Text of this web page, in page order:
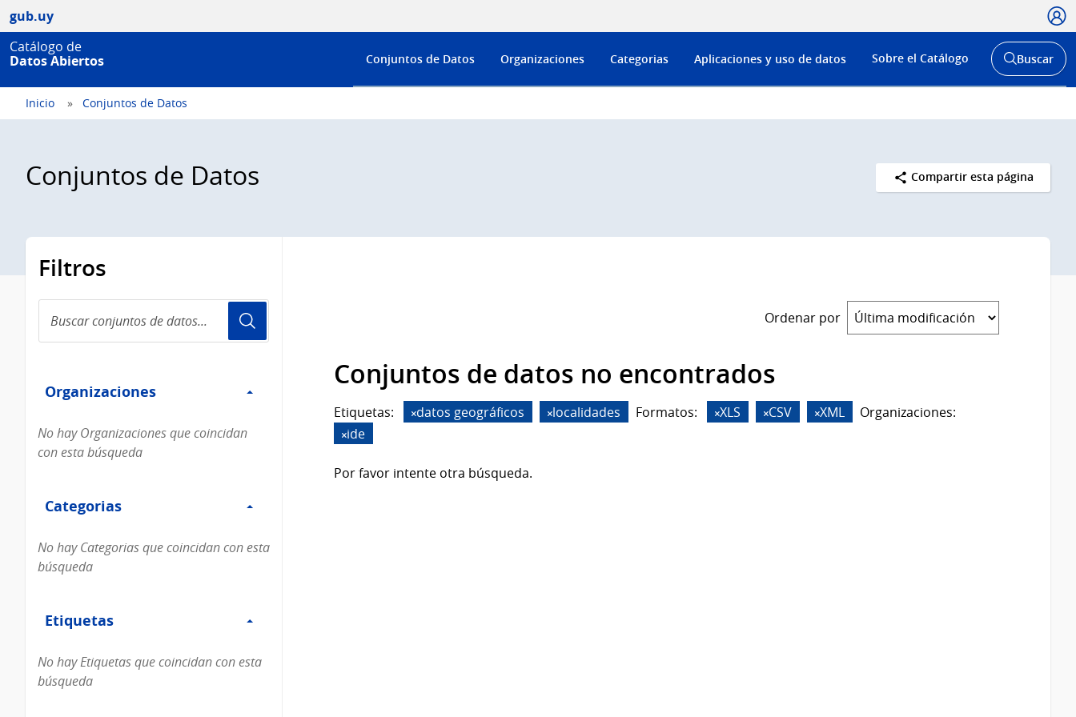
gub.uy
Catálogo de
Datos Abiertos
Menú
de
Conjuntos de Datos Organizaciones Categorias Aplicaciones y uso de datos Sobre el Catálogo
Abrir
buscador
Buscar
Inicio Conjuntos de Datos
Conjuntos de Datos Compartir esta página
Filtros
conjuntos
de
Organizaciones
Organizaciones
No hay Organizaciones que coincidan
con esta búsqueda
Categorias
Categorias
No hay Categorias que coincidan con esta
búsqueda
Etiquetas
Etiquetas
No hay Etiquetas que coincidan con esta
búsqueda
Ordenar por
Conjuntos de datos no encontrados
Etiquetas: datos geográficos localidades Formatos: XLS CSV XML
Organizaciones:
ide
Por favor intente otra búsqueda.